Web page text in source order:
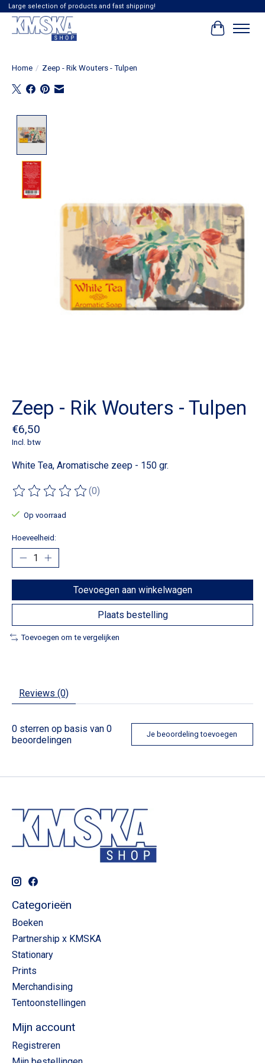
Large selection of products and fast shipping!
Home / Zeep - Rik Wouters - Tulpen
Zeep - Rik Wouters - Tulpen
€6,50
Incl. btw
White Tea, Aromatische zeep - 150 gr.
De beoordeling van dit product is
(0)
Op voorraad
Hoeveelheid:
Toevoegen aan winkelwagen
Plaats bestelling
Toevoegen om te vergelijken
Reviews (0)
0 sterren op basis van 0
beoordelingen
Je beoordeling toevoegen
Categorieën
Boeken
Partnership x KMSKA
Stationary
Prints
Merchandising
Tentoonstellingen
Mijn account
Registreren